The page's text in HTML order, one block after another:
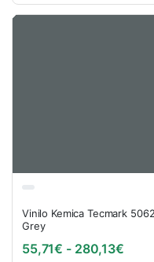
Vinilo Kemica Tecmark 5062
Grey
55,71€ - 280,13€